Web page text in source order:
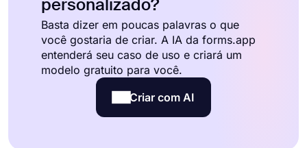
personalizado?
Basta dizer em poucas palavras o que
você gostaria de criar. A IA da forms.app
entenderá seu caso de uso e criará um
modelo gratuito para você.
Criar com AI